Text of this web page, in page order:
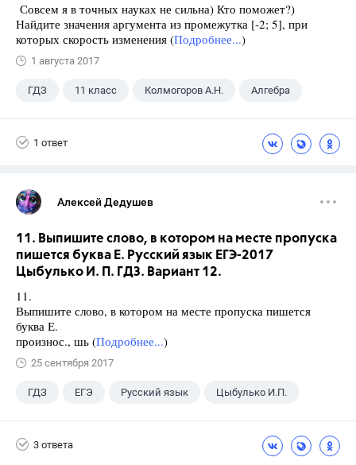
Совсем я в точных науках не сильна) Кто поможет?)
Найдите значения аргумента из промежутка [-2; 5], при
которых скорость изменения (Подробнее...)
1 августа 2017
ГДЗ 11 класс Колмогоров А.Н. Алгебра
1 ответ
Алексей Дедушев
11. Выпишите слово, в котором на месте пропуска
пишется буква Е. Русский язык ЕГЭ-2017
Цыбулько И. П. ГДЗ. Вариант 12.
11.
Выпишите слово, в котором на месте пропуска пишется
буква Е.
произнос., шь (Подробнее...)
25 сентября 2017
ГДЗ ЕГЭ Русский язык Цыбулько И.П.
3 ответа